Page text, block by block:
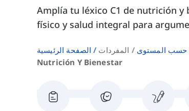
Amplía tu léxico C1 de nutrición
físico y salud integral para
الصفحة الرئيسية المفردات حسب المستوى
Nutrición Y Bienestar